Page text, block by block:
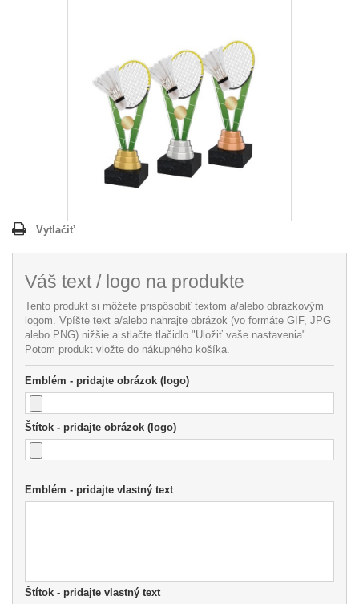
Vytlačiť
Váš text / logo na produkte
Tento produkt si môžete prispôsobiť textom a/alebo obrázkovým
logom. Vpíšte text a/alebo nahrajte obrázok (vo formáte GIF, JPG
alebo PNG) nižšie a stlačte tlačidlo "Uložiť vaše nastavenia".
Potom produkt vložte do nákupného košíka.
Emblém - pridajte obrázok (logo)
Štítok - pridajte obrázok (logo)
Emblém - pridajte vlastný text
Štítok - pridajte vlastný text